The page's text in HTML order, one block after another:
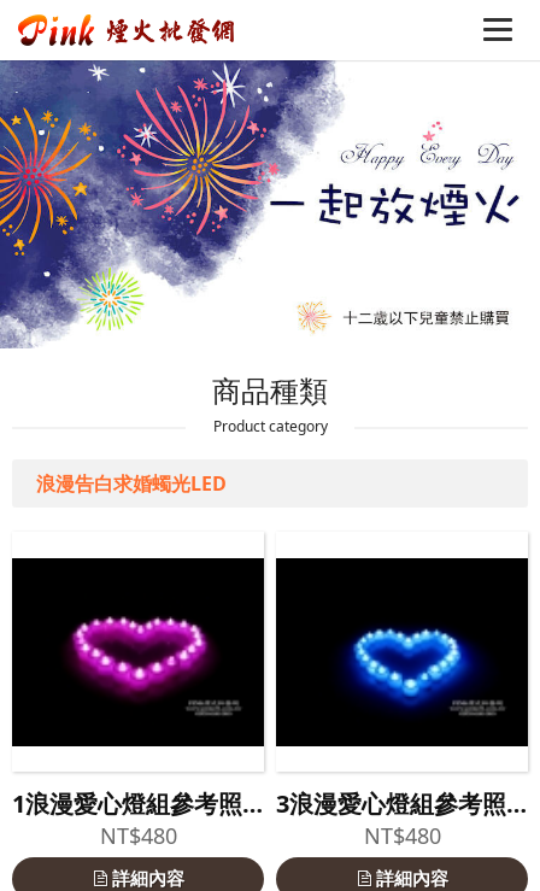
商品種類
Product category
浪漫告白求婚蠋光LED
1浪漫愛心燈組參考照片
NT$480
詳細內容
3浪漫愛心燈組參考照片
NT$480
詳細內容